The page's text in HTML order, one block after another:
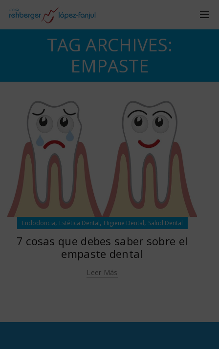
TAG ARCHIVES:
EMPASTE
Endodoncia, Estética Dental, Higiene Dental, Salud Dental
7 cosas que debes saber sobre el
empaste dental
Leer Más